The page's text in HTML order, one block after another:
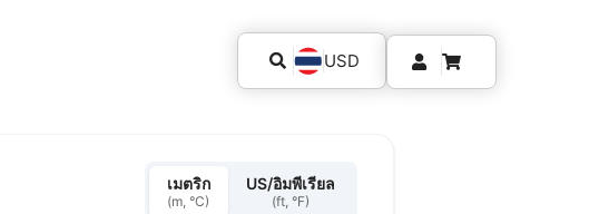
USD
เมตริก
(m, °C)
US/อิมพีเรียล
(ft, °F)